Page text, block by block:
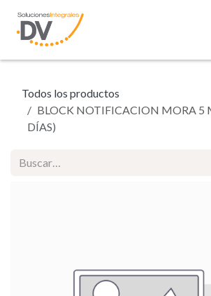
Todos los productos
BLOCK NOTIFICACION MORA 5
DÍAS)